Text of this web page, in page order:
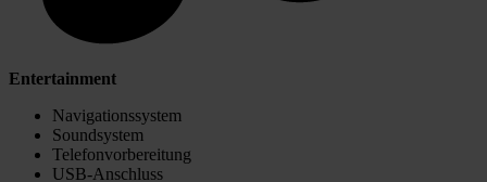
Entertainment
Navigationssystem
Soundsystem
Telefonvorbereitung
USB-Anschluss